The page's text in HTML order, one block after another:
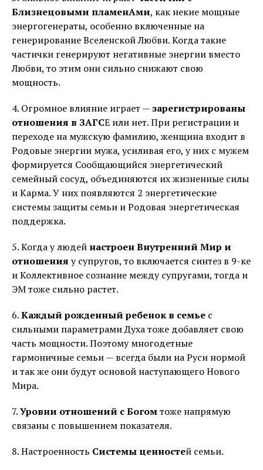
Близнецовыми пламенАми, как некие мощные
энергогенераты, особенно включенные на
генерирование Вселенской Любви. Когда такие
частички генерируют негативные энергии вместо
Любви, то этим они сильно снижают свою
мощность.
4. Огромное влияние играет —зарегистрированы
отношения в ЗАГСЕ или нет. При регистрации и
переходе на мужскую фамилию, женщина входит в
Родовые энергии мужа, усиливая его, у них с мужем
формируется Сообщающийся энергетический
семейный сосуд, объединяются их жизненные силы
и Карма. У них появляются 2 энергетические
системы защиты семьи и Родовая энергетическая
поддержка.
5. Когда у людей настроен Внутренний Мир и
отношения у супругов, то включается синтез в 9-ке
и Коллективное сознание между супругами, тогда и
ЭМ тоже сильно растет.
6.Каждый рожденный ребенок в семье с
сильными параметрами Духа тоже добавляет свою
часть мощности. Поэтому многодетные
гармоничные семьи — всегда были на Руси нормой
и так же они будут основой наступающего Нового
Мира.
7.Уровни отношений с Богомтоже напрямую
связаны с повышением показателя.
8. Настроенность Системы ценностей семьи.